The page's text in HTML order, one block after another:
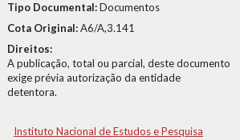
Tipo Documental:Documentos
Cota Original:A6/A,3.141
Direitos:
A publicação, total ou parcial, deste documento
exige prévia autorização da entidade
detentora.
Instituto Nacional de Estudos e Pesquisa